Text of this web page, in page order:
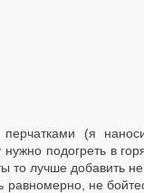
(я
подогреть в
то лучше добавить
не